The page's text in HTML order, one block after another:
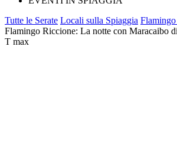
Tutte le Serate Locali sulla Spiaggia
Flamingo Riccione: La notte con Maracaibo
T max